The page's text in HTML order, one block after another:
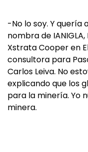
-No lo soy. Y quería
nombra de
Xstrata Cooper en
consultora para
Carlos Leiva. No
explicando que los
para la minería. Yo
minera.